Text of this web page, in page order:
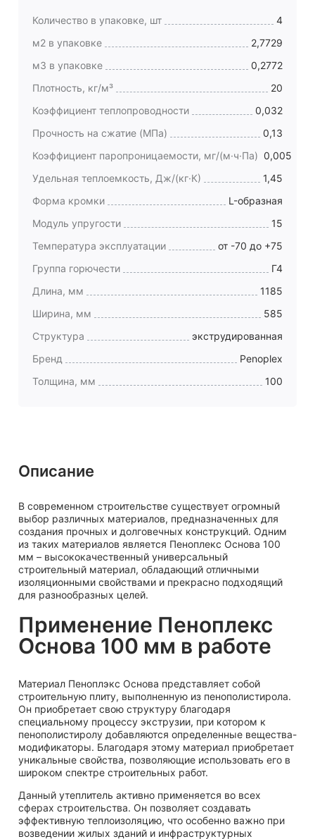
Количество в упаковке, шт
4
м2 в упаковке
2,7729
м3 в упаковке
0,2772
Плотность, кг/м³
20
Коэффициент теплопроводности
0,032
Прочность на сжатие (МПа)
0,13
Коэффициент паропроницаемости, мг/(м·ч·Па) 0,005
Удельная теплоемкость, Дж/(кг·К)
1,45
Форма кромки
L-образная
Модуль упругости
15
Температура эксплуатации
от -70 до +75
Группа горючести
Г4
Длина, мм
1185
Ширина, мм
585
Структура
экструдированная
Бренд
Penoplex
Толщина, мм
100
Описание
В современном строительстве существует огромный
выбор различных материалов, предназначенных для
создания прочных и долговечных конструкций. Одним
из таких материалов является Пеноплекс Основа 100
мм – высококачественный универсальный
строительный материал, обладающий отличными
изоляционными свойствами и прекрасно подходящий
для разнообразных целей.
Применение Пеноплекс
Основа 100 мм в работе
Материал Пеноплэкс Основа представляет собой
строительную плиту, выполненную из пенополистирола.
Он приобретает свою структуру благодаря
специальному процессу экструзии, при котором к
пенополистиролу добавляются определенные вещества-
модификаторы. Благодаря этому материал приобретает
уникальные свойства, позволяющие использовать его в
широком спектре строительных работ.
Данный утеплитель активно применяется во всех
сферах строительства. Он позволяет создавать
эффективную теплоизоляцию, что особенно важно при
возведении жилых зданий и инфраструктурных